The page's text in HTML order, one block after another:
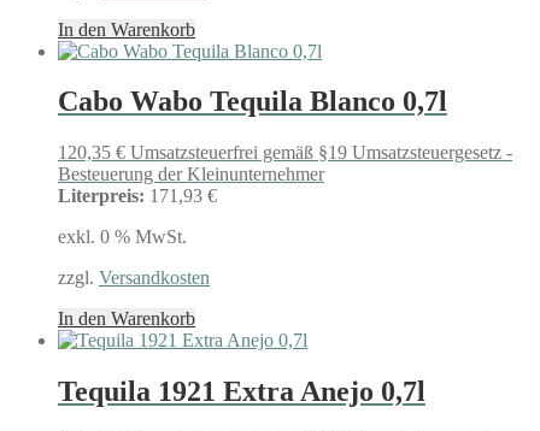
In den Warenkorb
Cabo Wabo Tequila Blanco 0,7l
120,35 € Umsatzsteuerfrei gemäß §19 Umsatzsteuergesetz -
Besteuerung der Kleinunternehmer
Literpreis: 171,93 €
exkl. 0 % MwSt.
zzgl. Versandkosten
In den Warenkorb
Tequila 1921 Extra Anejo 0,7l